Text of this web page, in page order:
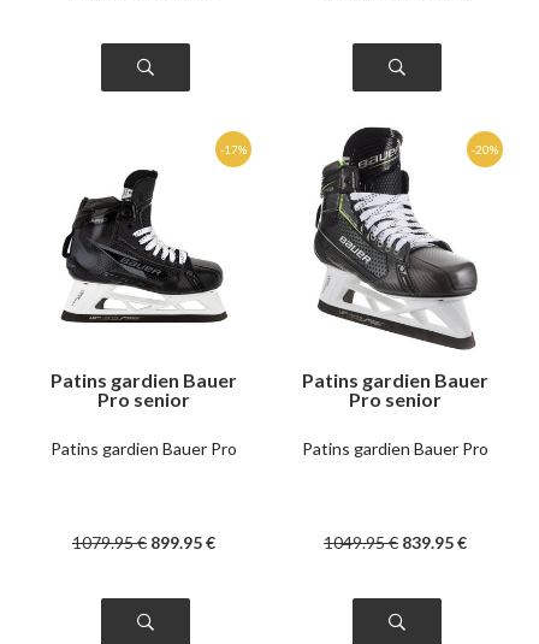
Patins gardien Bauer
Pro senior
Patins gardien Bauer Pro
1079.95€ 899.95€
Patins gardien Bauer
Pro senior
Patins gardien Bauer Pro
1049.95€ 839.95€